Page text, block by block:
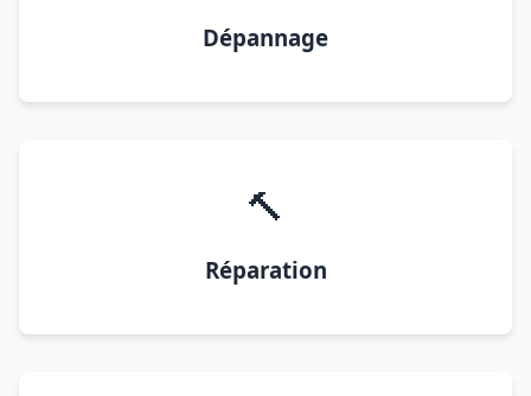
Dépannage
🔨
Réparation